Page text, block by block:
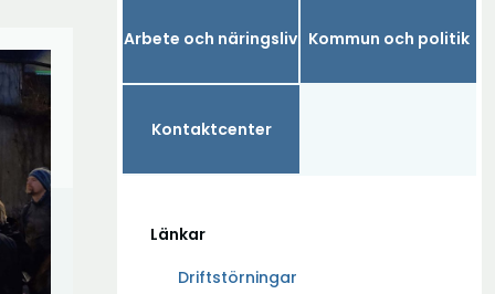
Arbete och näringsliv Kommun och politik
Kontaktcenter
Länkar
Driftstörningar